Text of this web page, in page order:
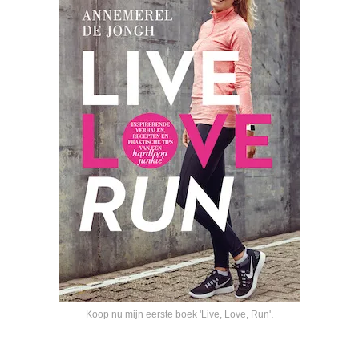
Koop nu mijn eerste boek 'Live, Love, Run'.